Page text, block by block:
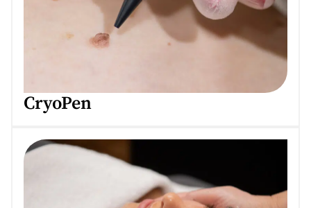
CryoPen